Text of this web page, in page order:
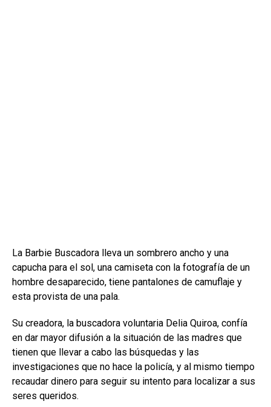
La Barbie Buscadora lleva un sombrero ancho y una
capucha para el sol, una camiseta con la fotografía de un
hombre desaparecido, tiene pantalones de camuflaje y
esta provista de una pala.
Su creadora, la buscadora voluntaria Delia Quiroa, confía
en dar mayor difusión a la situación de las madres que
tienen que llevar a cabo las búsquedas y las
investigaciones que no hace la policía, y al mismo tiempo
recaudar dinero para seguir su intento para localizar a sus
seres queridos.